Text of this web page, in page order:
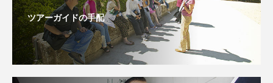
ツアーガイドの手配